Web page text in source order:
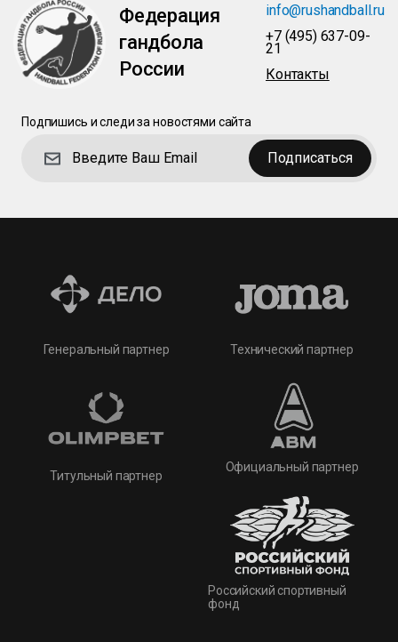
Федерация
гандбола
России
info@rushandball.ru
+7 (495) 637-09-
21
Контакты
Подпишись и следи за новостями сайта
Подписаться
Генеральный партнер
Титульный партнер
Технический партнер
Официальный партнер
Российский спортивный
фонд